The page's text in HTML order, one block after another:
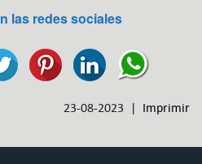
las redes sociales
23-08-2023 | Imprimir